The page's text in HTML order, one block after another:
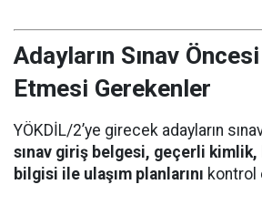
Adayların Sınav
Etmesi Gerekenler
YÖKDİL/2’ye girecek adayların
sınav giriş belgesi, geçerli kimlik,
bilgisi ile ulaşım planlarını kontrol